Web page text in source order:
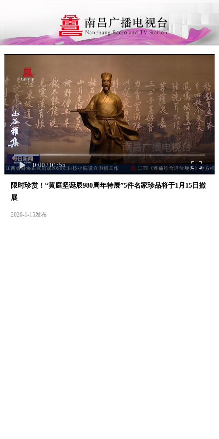
0:00/01:55
限时珍赏！“黄庭坚诞辰980周年特展”5件名家珍品将于1月15日撤
展
2026-1-15发布